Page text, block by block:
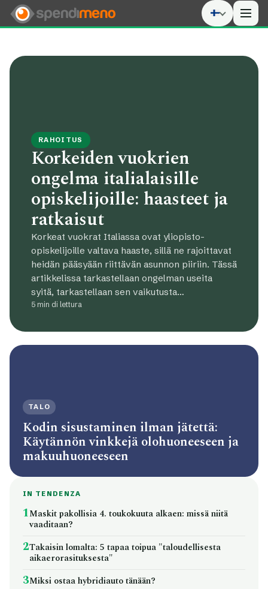
RAHOITUS
Korkeiden vuokrien
ongelma italialaisille
opiskelijoille: haasteet ja
ratkaisut
Korkeat vuokrat Italiassa ovat yliopisto-
opiskelijoille valtava haaste, sillä ne rajoittavat
heidän pääsyään riittävän asunnon piiriin. Tässä
artikkelissa tarkastellaan ongelman useita
syitä, tarkastellaan sen vaikutusta…
5 min di lettura
TALO
Kodin sisustaminen ilman jätettä:
Käytännön vinkkejä olohuoneeseen ja
makuuhuoneeseen
IN TENDENZA
1Maskit pakollisia 4. toukokuuta alkaen: missä niitä
vaaditaan?
2Takaisin lomalta: 5 tapaa toipua "taloudellisesta
aikaerorasituksesta"
3Miksi ostaa hybridiauto tänään?